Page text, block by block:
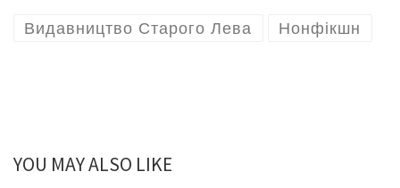
Видавництво Старого Лева Нонфікшн
YOU MAY ALSO LIKE